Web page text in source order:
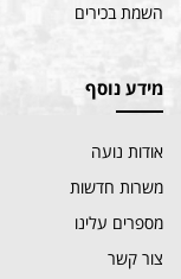
השמת בכירים
מידע נוסף
אודות נועה
משרות חדשות
מספרים עלינו
צור קשר